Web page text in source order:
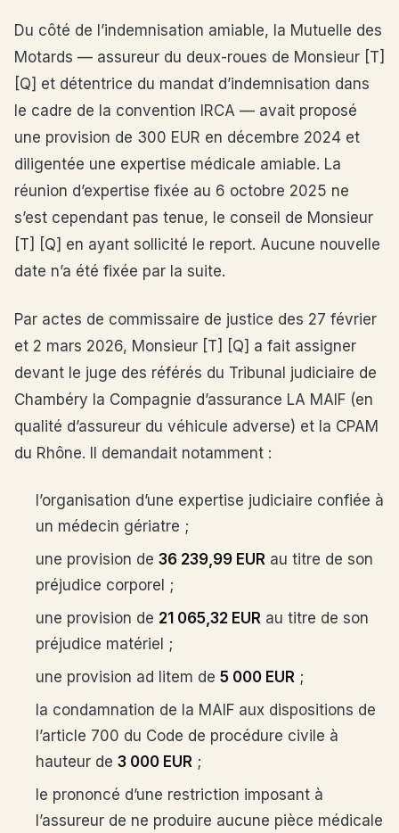
Du côté de l’indemnisation amiable, la Mutuelle des
Motards — assureur du deux-roues de Monsieur [T]
[Q] et détentrice du mandat d’indemnisation dans
le cadre de la convention IRCA — avait proposé
une provision de 300 EUR en décembre 2024 et
diligentée une expertise médicale amiable. La
réunion d’expertise fixée au 6 octobre 2025 ne
s’est cependant pas tenue, le conseil de Monsieur
[T] [Q] en ayant sollicité le report. Aucune nouvelle
date n’a été fixée par la suite.
Par actes de commissaire de justice des 27 février
et 2 mars 2026, Monsieur [T] [Q] a fait assigner
devant le juge des référés du Tribunal judiciaire de
Chambéry la Compagnie d’assurance LA MAIF (en
qualité d’assureur du véhicule adverse) et la CPAM
du Rhône. Il demandait notamment :
l’organisation d’une expertise judiciaire confiée à
un médecin gériatre ;
une provision de 36 239,99 EUR au titre de son
préjudice corporel ;
une provision de 21 065,32 EUR au titre de son
préjudice matériel ;
une provision ad litem de 5 000 EUR ;
la condamnation de la MAIF aux dispositions de
l’article 700 du Code de procédure civile à
hauteur de 3 000 EUR ;
le prononcé d’une restriction imposant à
l’assureur de ne produire aucune pièce médicale